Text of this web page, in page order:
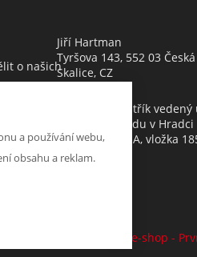
o našich
Jiří Hartman
Tyršova 143, 552 03 Česká
Skalice, CZ
Obchodní rejstřík vedený
Krajského soudu v Hradci
Králové, oddíl A, vložka
K2 e-shop -
a používání webu,
obsahu a reklam.